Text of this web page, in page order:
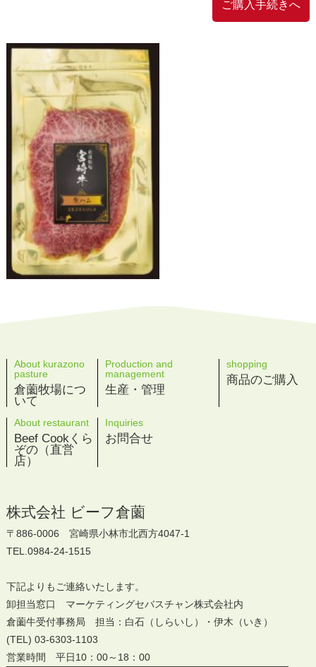
About kurazono
pasture
倉薗牧場につ
いて
Production and
management
生産・管理
shopping
商品のご購入
About restaurant
Beef Cookくら
ぞの（直営
店）
Inquiries
お問合せ
株式会社 ビーフ倉薗
〒886-0006 宮崎県小林市北西方4047-1
TEL.0984-24-1515
下記よりもご連絡いたします。
卸担当窓口 マーケティングセバスチャン株式会社内
倉薗牛受付事務局 担当：白石（しらいし）・伊木（いき）
(TEL) 03-6303-1103
営業時間 平日10：00～18：00